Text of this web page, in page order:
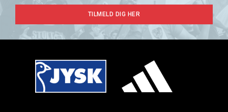
TILMELD DIG HER